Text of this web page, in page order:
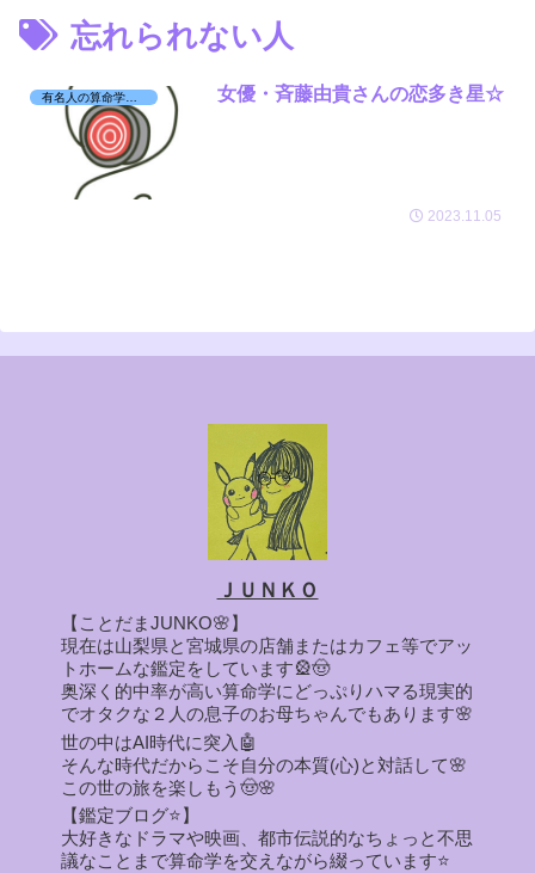
忘れられない人
有名人の算命学日記☆ 女優・斉藤由貴さんの恋多き星☆
2023.11.05
ＪＵＮＫＯ
【ことだまJUNKO🌸】
現在は山梨県と宮城県の店舗またはカフェ等でアッ
トホームな鑑定をしています🎡🤠
奥深く的中率が高い算命学にどっぷりハマる現実的
でオタクな２人の息子のお母ちゃんでもあります🌸
世の中はAI時代に突入🤖
そんな時代だからこそ自分の本質(心)と対話して🌸
この世の旅を楽しもう🤠🌸
【鑑定ブログ⭐】
大好きなドラマや映画、都市伝説的なちょっと不思
議なことまで算命学を交えながら綴っています⭐